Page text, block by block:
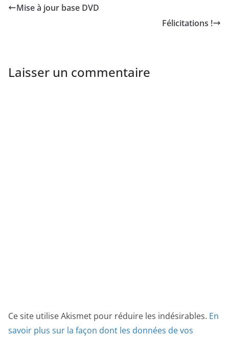
Mise à jour base DVD
Félicitations !
Laisser un commentaire
Ce site utilise Akismet pour réduire les indésirables. En
savoir plus sur la façon dont les données de vos